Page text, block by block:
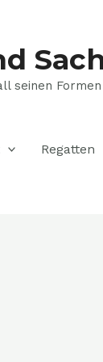
seinen Formen
Regatten